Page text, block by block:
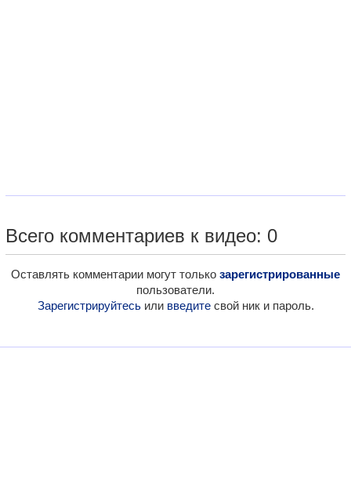
Всего комментариев к видео: 0
Оставлять комментарии могут только зарегистрированные
пользователи.
Зарегистрируйтесьили введитесвой ник и пароль.